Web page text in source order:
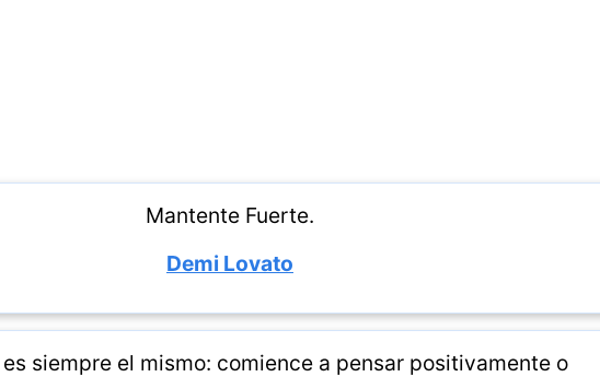
Mantente Fuerte.
Demi Lovato
siempre el mismo: comience a pensar positivamente o